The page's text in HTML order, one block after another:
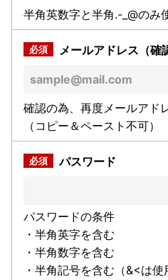
半角英数字と半角.-_@のみ
メールアドレス（確
確認の為、再度メールアド
（コピー＆ペースト不可）
パスワード
パスワードの条件
・半角英字を含む
・半角数字を含む
・半角記号を含む（&<は使